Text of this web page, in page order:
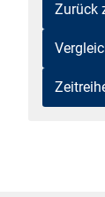
Zurück